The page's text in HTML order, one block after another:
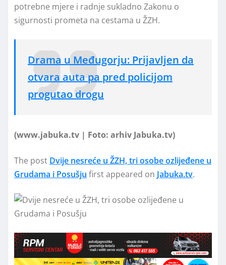
potrebne mjere i radnje sukladno Zakonu o
sigurnosti prometa na cestama u ŽZH.
Drama u Međugorju: Prijavljen da
otvara auta pa pred policijom
progutao drogu
(www.jabuka.tv | Foto: arhiv Jabuka.tv)
The post Dvije nesreće u ŽZH, tri osobe ozlijeđene u
Grudama i Posušju first appeared on Jabuka.tv.